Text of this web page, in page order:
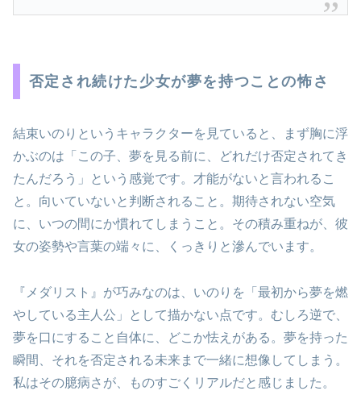
否定され続けた少女が夢を持つことの怖さ
結束いのりというキャラクターを見ていると、まず胸に浮
かぶのは「この子、夢を見る前に、どれだけ否定されてき
たんだろう」という感覚です。才能がないと言われるこ
と。向いていないと判断されること。期待されない空気
に、いつの間にか慣れてしまうこと。その積み重ねが、彼
女の姿勢や言葉の端々に、くっきりと滲んでいます。
『メダリスト』が巧みなのは、いのりを「最初から夢を燃
やしている主人公」として描かない点です。むしろ逆で、
夢を口にすること自体に、どこか怯えがある。夢を持った
瞬間、それを否定される未来まで一緒に想像してしまう。
私はその臆病さが、ものすごくリアルだと感じました。